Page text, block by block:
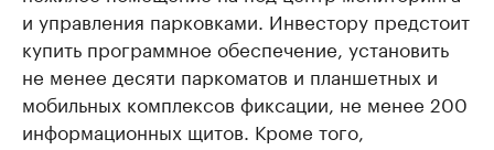
и управления парковками. Инвестору предстоит
купить программное обеспечение, установить
не менее десяти паркоматов и планшетных и
мобильных комплексов фиксации, не менее 200
информационных щитов. Кроме того,